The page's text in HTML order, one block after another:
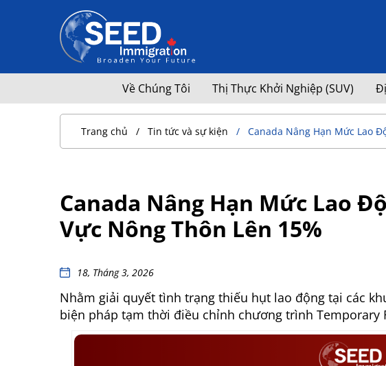
Về Chúng Tôi Thị Thực Khởi Nghiệp (SUV)
Trang chủ Tin tức và sự kiện Canada Nâng Hạn Mức Lao
Canada Nâng Hạn Mức Lao
Vực Nông Thôn Lên 15%
18, Tháng 3, 2026
Nhằm giải quyết tình trạng thiếu hụt lao động tại các
biện pháp tạm thời điều chỉnh chương trình Temporary